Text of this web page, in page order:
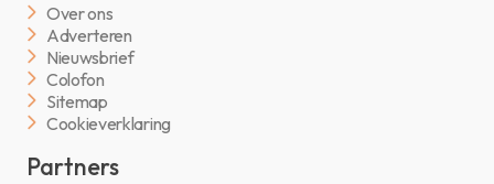
Over ons
Adverteren
Nieuwsbrief
Colofon
Sitemap
Cookieverklaring
Partners